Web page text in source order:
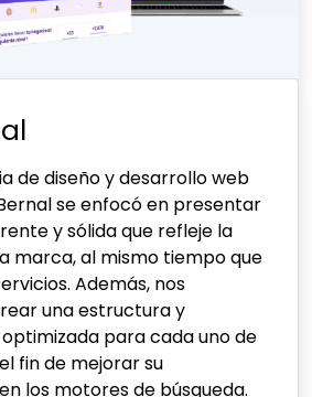
de diseño y desarrollo web
se enfocó en presentar
y sólida que refleje la
marca, al mismo tiempo que
Además, nos
una estructura y
para cada uno de
fin de mejorar su
los motores de búsqueda.